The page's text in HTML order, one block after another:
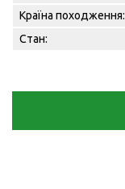
Країна походження:
Стан: